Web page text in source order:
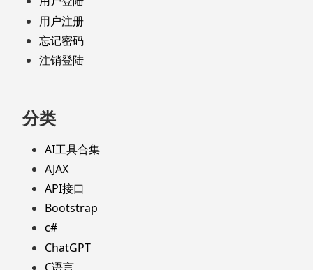
用户注册
忘记密码
注销登陆
分类
AI工具合集
AJAX
API接口
Bootstrap
c#
ChatGPT